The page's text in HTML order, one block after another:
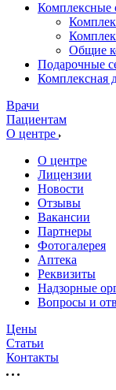
Комплексные
Общие
Подарочные
Комплексная
Врачи
Пациентам
О центре
О центре
Лицензии
Новости
Отзывы
Вакансии
Партнеры
Фотогалерея
Аптека
Реквизиты
Надзорные
Вопросы и
Цены
Статьи
Контакты